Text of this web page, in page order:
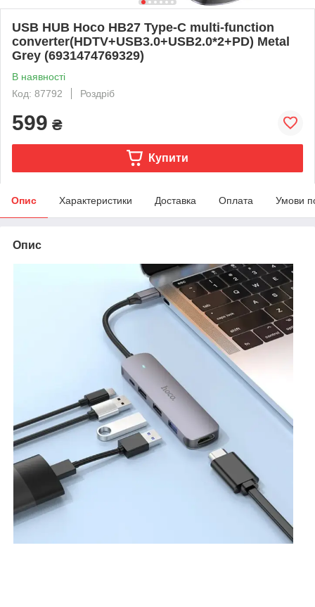
USB HUB Hoco HB27 Type-C multi-function
converter(HDTV+USB3.0+USB2.0*2+PD) Metal
Grey (6931474769329)
В наявності
Код: 87792
Роздріб
599 ₴
Купити
Опис Характеристики Доставка Оплата Умови
Опис